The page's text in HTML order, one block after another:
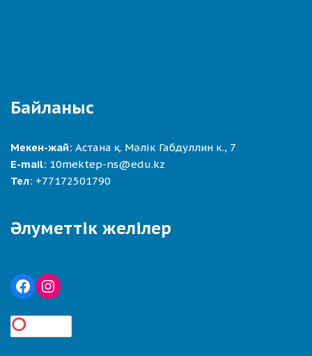
Байланыс
Мекен-жай: Астана қ. Мәлік Габдуллин к., 7
E-mail: 10mektep-ns@edu.kz
Тел: +77172501790
Әлуметтік желілер